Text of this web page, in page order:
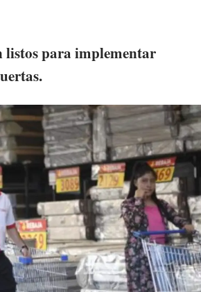
listos para implementar